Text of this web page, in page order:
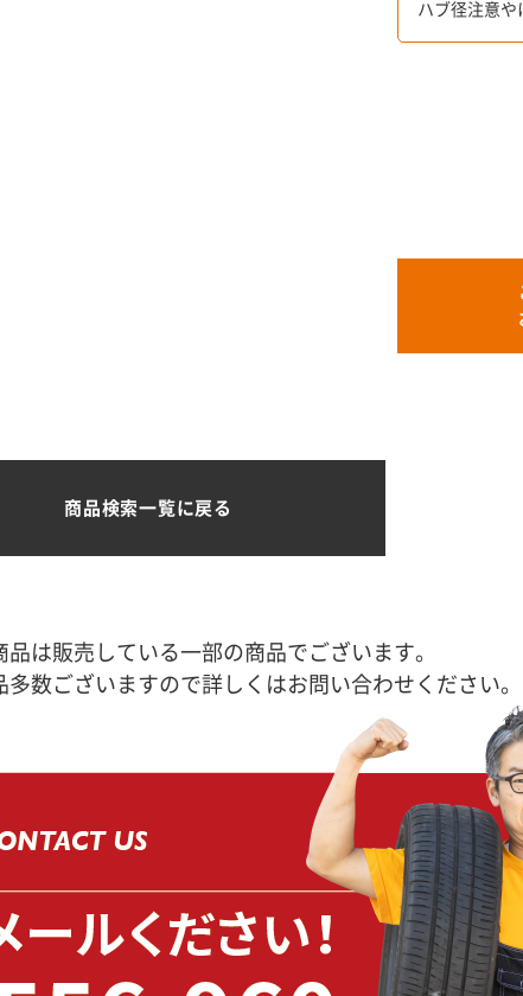
ハブ径注意や
商品検索一覧に戻る
は販売している一部の商品でございます。
数ございますので詳しくはお問い合わせください。